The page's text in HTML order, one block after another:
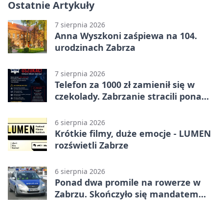
Ostatnie Artykuły
7 sierpnia 2026
Anna Wyszkoni zaśpiewa na 104.
urodzinach Zabrza
7 sierpnia 2026
Telefon za 1000 zł zamienił się w
czekolady. Zabrzanie stracili ponad
6 sierpnia 2026
Krótkie filmy, duże emocje - LUMEN
rozświetli Zabrze
6 sierpnia 2026
Ponad dwa promile na rowerze w
Zabrzu. Skończyło się mandatem